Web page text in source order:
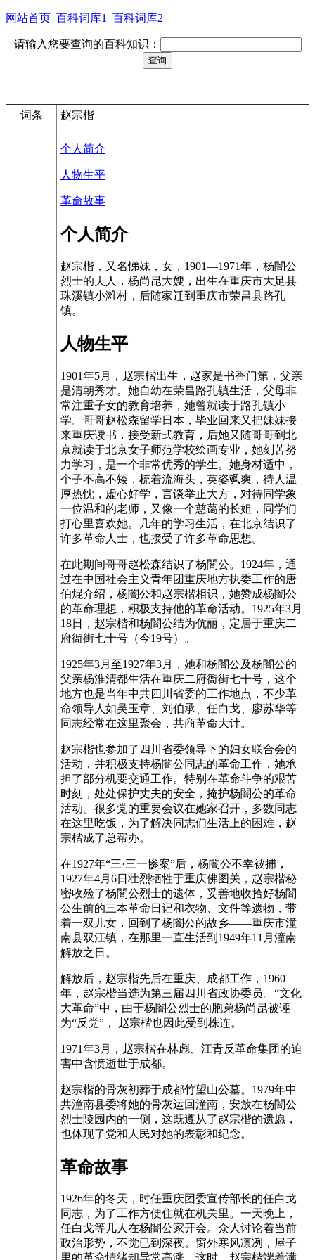
网站首页 百科词库1 百科词库2
请输入您要查询的百科知识：
词条 赵宗楷
个人简介
人物生平
革命故事
个人简介
赵宗楷，又名悌妹，女，1901—1971年，杨闇公
烈士的夫人，杨尚昆大嫂，出生在重庆市大足县
珠溪镇小滩村，后随家迁到重庆市荣昌县路孔
镇。
人物生平
1901年5月，赵宗楷出生，赵家是书香门第，父亲
是清朝秀才。她自幼在荣昌路孔镇生活，父母非
常注重子女的教育培养，她曾就读于路孔镇小
学。哥哥赵松森留学日本，毕业回来又把妹妹接
来重庆读书，接受新式教育，后她又随哥哥到北
京就读于北京女子师范学校绘画专业，她刻苦努
力学习，是一个非常优秀的学生。她身材适中，
个子不高不矮，梳着流海头，英姿飒爽，待人温
厚热忱，虚心好学，言谈举止大方，对待同学象
一位温和的老师，又像一个慈蔼的长姐，同学们
打心里喜欢她。几年的学习生活，在北京结识了
许多革命人士，也接受了许多革命思想。
在此期间哥哥赵松森结识了杨闇公。1924年，通
过在中国社会主义青年团重庆地方执委工作的唐
伯焜介绍，杨闇公和赵宗楷相识，她赞成杨闇公
的革命理想，积极支持他的革命活动。1925年3月
18日，赵宗楷和杨闇公结为伉丽，定居于重庆二
府衙街七十号（今19号）。
1925年3月至1927年3月，她和杨闇公及杨闇公的
父亲杨淮清都生活在重庆二府衙街七十号，这个
地方也是当年中共四川省委的工作地点，不少革
命领导人如吴玉章、刘伯承、任白戈、廖苏华等
同志经常在这里聚会，共商革命大计。
赵宗楷也参加了四川省委领导下的妇女联合会的
活动，并积极支持杨闇公同志的革命工作，她承
担了部分机要交通工作。特别在革命斗争的艰苦
时刻，处处保护丈夫的安全，掩护杨闇公的革命
活动。很多党的重要会议在她家召开，多数同志
在这里吃饭，为了解决同志们生活上的困难，赵
宗楷成了总帮办。
在1927年“三·三一惨案”后，杨闇公不幸被捕，
1927年4月6日壮烈牺牲于重庆佛图关，赵宗楷秘
密收殓了杨闇公烈士的遗体，妥善地收拾好杨闇
公生前的三本革命日记和衣物、文件等遗物，带
着一双儿女，回到了杨闇公的故乡——重庆市潼
南县双江镇，在那里一直生活到1949年11月潼南
解放之日。
解放后，赵宗楷先后在重庆、成都工作，1960
年，赵宗楷当选为第三届四川省政协委员。“文化
大革命”中，由于杨闇公烈士的胞弟杨尚昆被诬
为“反党”， 赵宗楷也因此受到株连。
1971年3月，赵宗楷在林彪、江青反革命集团的迫
害中含愤逝世于成都。
赵宗楷的骨灰初葬于成都竹望山公墓。1979年中
共潼南县委将她的骨灰运回潼南，安放在杨闇公
烈士陵园内的一侧，这既遵从了赵宗楷的遗愿，
也体现了党和人民对她的表彰和纪念。
革命故事
1926年的冬天，时任重庆团委宣传部长的任白戈
同志，为了工作方便住就在机关里。一天晚上，
任白戈等几人在杨闇公家开会。众人讨论着当前
政治形势，不觉已到深夜。窗外寒风凛冽，屋子